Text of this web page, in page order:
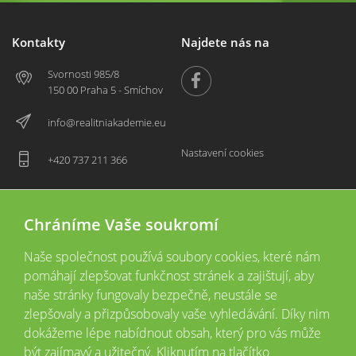
Kontakty
Svornosti 985/8
150 00 Praha 5 - Smíchov
info@realitniakademie.eu
+420 737 211 366
Najdete nás na
Nastavení cookies
2026 © CopyrightVšechna práva vyhrazena
Tyto webové stránky jsou provozovány společností Realitní akademie České
Chráníme Vaše soukromí
Naše společnost používá soubory cookies, které nám
pomáhají zlepšovat funkčnost stránek a zajištují, aby
naše stránky fungovaly bezpečně, neustále se
zlepšovaly a přizpůsobovaly vaše vyhledávání. Díky nim
dokážeme lépe nabídnout obsah, který pro vás může
být zajímavý a užitečný. Kliknutím na tlačítko